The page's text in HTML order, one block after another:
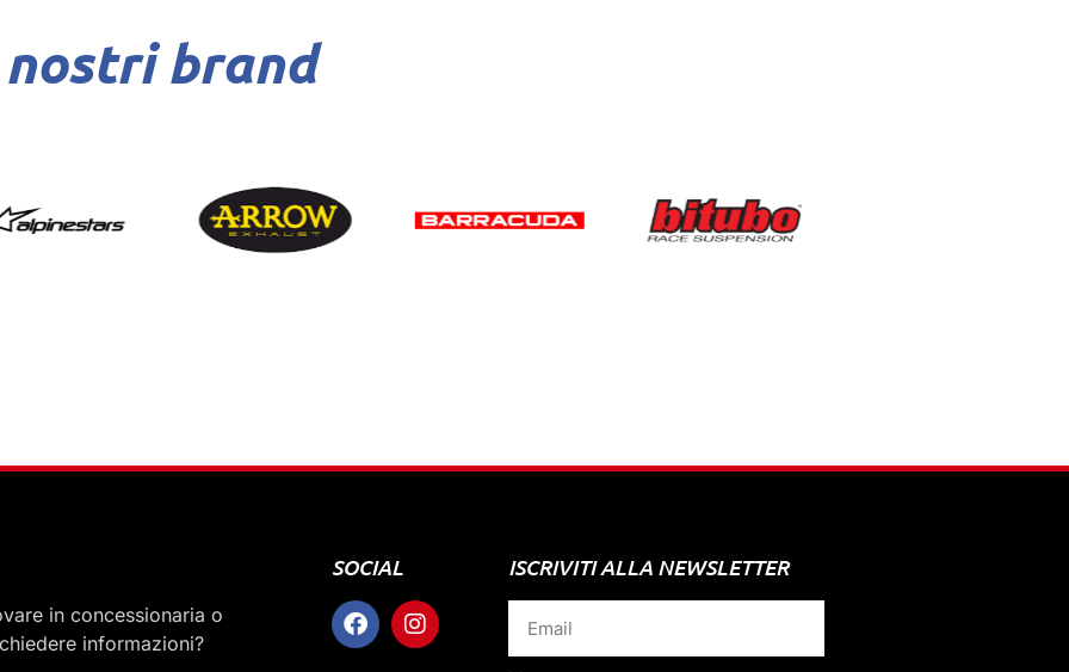
brand
in concessionaria o
informazioni?
SOCIAL ISCRIVITI ALLA NEWSLETTER